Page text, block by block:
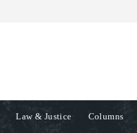
Law & Justice Columns